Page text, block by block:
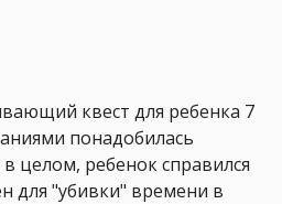
квест для ребенка 7
понадобилась
целом, ребенок справился
для "убивки" времени в